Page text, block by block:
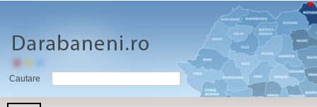
Cautare